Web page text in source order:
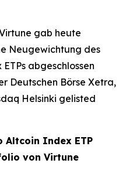
gab heute
Neugewichtung des
abgeschlossen
Deutschen Börse Xetra,
Helsinki gelisted
Altcoin Index ETP
von Virtune